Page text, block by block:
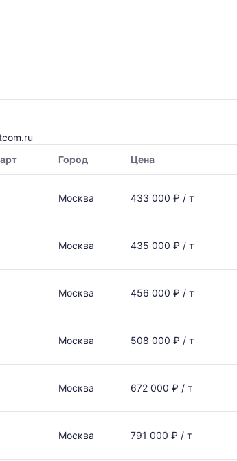
Город Цена
Москва 433 000 ₽ / т
Москва 435 000 ₽ / т
Москва 456 000 ₽ / т
Москва 508 000 ₽ / т
Москва 672 000 ₽ / т
Москва 791 000 ₽ / т